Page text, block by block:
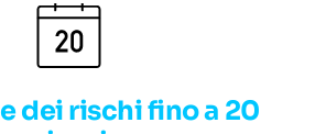
dei rischi fino a 20